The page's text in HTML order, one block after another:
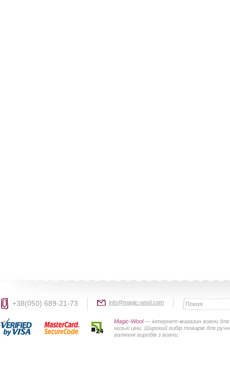
+38(050) 689-21-73 info@magic-wool.com
Magic-Wool— інтернет-магазин вовни
низькі ціни. Широкий вибір товарів для
валяння виробів з вовни.